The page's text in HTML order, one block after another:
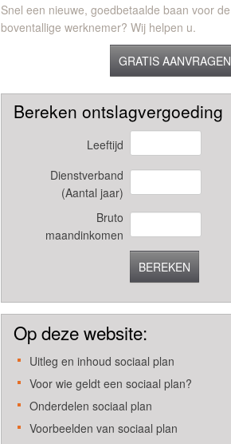
Snel een nieuwe, goedbetaalde baan voor de
boventallige werknemer? Wij helpen u.
GRATIS AANVRAGEN
Bereken ontslagvergoeding
Leeftijd
Dienstverband
(Aantal jaar)
Bruto
maandinkomen
BEREKEN
Op deze website:
Uitleg en inhoud sociaal plan
Voor wie geldt een sociaal plan?
Onderdelen sociaal plan
Voorbeelden van sociaal plan